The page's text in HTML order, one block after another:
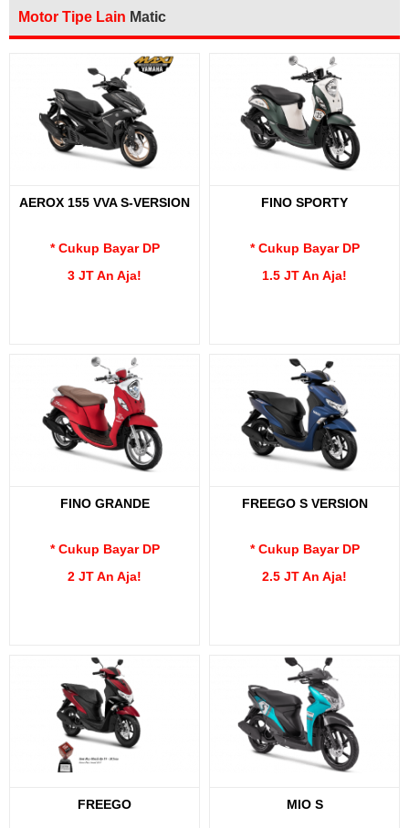
Motor Tipe Lain Matic
AEROX 155 VVA S-VERSION
* Cukup Bayar DP
3 JT An Aja!
FINO SPORTY
* Cukup Bayar DP
1.5 JT An Aja!
FINO GRANDE
* Cukup Bayar DP
2 JT An Aja!
FREEGO S VERSION
* Cukup Bayar DP
2.5 JT An Aja!
FREEGO MIO S